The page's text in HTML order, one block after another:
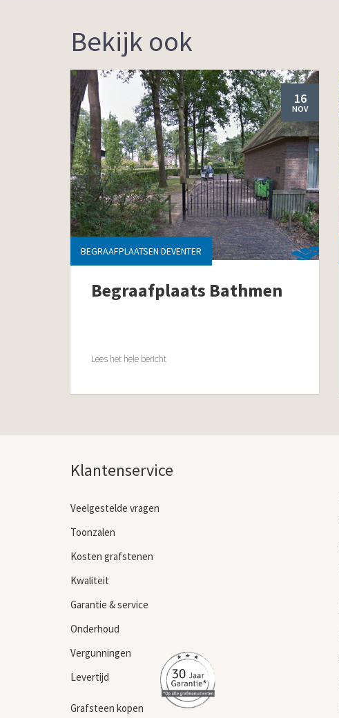
Bekijk ook
16
NOV
BEGRAAFPLAATSEN DEVENTER
Begraafplaats Bathmen
Lees het hele bericht
Klantenservice
Veelgestelde vragen
Toonzalen
Kosten grafstenen
Kwaliteit
Garantie & service
Onderhoud
Vergunningen
Levertijd
Grafsteen kopen